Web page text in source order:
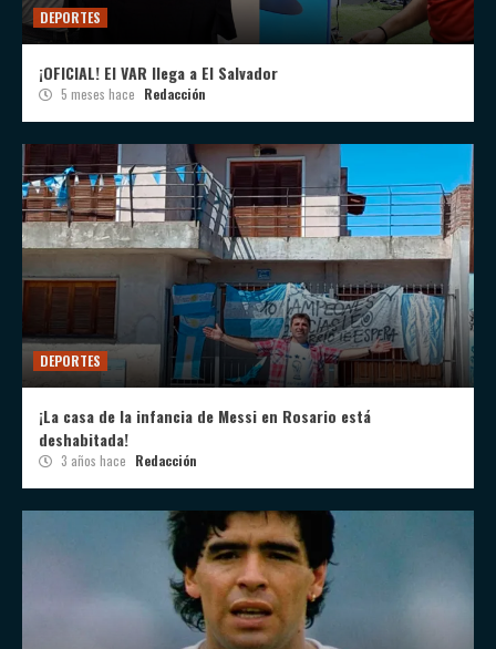
DEPORTES
¡OFICIAL! El VAR llega a El Salvador
5 meses hace Redacción
DEPORTES
¡La casa de la infancia de Messi en Rosario está
deshabitada!
3 años hace Redacción